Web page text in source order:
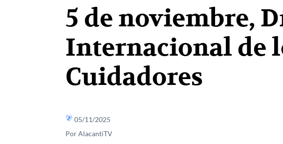
5 de noviembre,
Internacional de
Cuidadores
05/11/2025
Por AlacantiTV